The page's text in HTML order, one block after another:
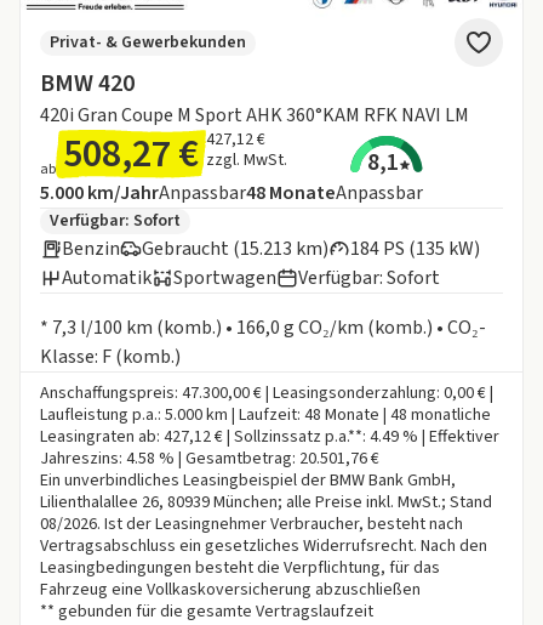
BMW 420
420i Gran Coupe M Sport AHK 360°KAM RFK NAVI LM
Privat- & Gewerbekunden
ab 508,27 € 427,12 €
zzgl. MwSt.
8,1
Angebotsdetails:
Inklusive Laufleistung
5.000 km/JahrAnpassbarLaufzeit
48MonateAnpassbar
Zusätzliche Fahrzeuginformationen:
Verfügbar: Sofort
Benzin Gebraucht (15.213 km)
184 PS (135 kW)
Automatik
Sportwagen
Verfügbar: Sofort
* 7,3 l/100 km (komb.) • 166,0 g CO₂/km (komb.) • CO₂-
Klasse: F (komb.)
Anschaffungspreis: 47.300,00 € | Leasingsonderzahlung: 0,00 € |
Laufleistung p.a.: 5.000 km | Laufzeit: 48 Monate | 48 monatliche
Leasingraten ab: 427,12 € | Sollzinssatz p.a.**: 4.49 % | Effektiver
Jahreszins: 4.58 % | Gesamtbetrag: 20.501,76 €
Ein unverbindliches Leasingbeispiel der BMW Bank GmbH,
Lilienthalallee 26, 80939 München; alle Preise inkl. MwSt.; Stand
08/2026. Ist der Leasingnehmer Verbraucher, besteht nach
Vertragsabschluss ein gesetzliches Widerrufsrecht. Nach den
Leasingbedingungen besteht die Verpflichtung, für das
Fahrzeug eine Vollkaskoversicherung abzuschließen
** gebunden für die gesamte Vertragslaufzeit